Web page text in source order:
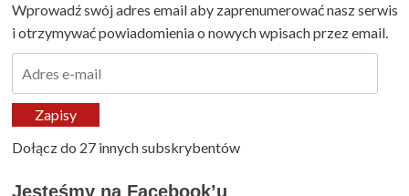
Wprowadź swój adres email aby zaprenumerować nasz serwis
i otrzymywać powiadomienia o nowych wpisach przez email.
mailZapisy
Dołącz do 27 innych subskrybentów
Jesteśmy na Facebook’u